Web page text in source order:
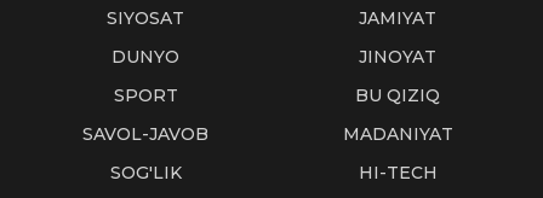
SIYOSAT
JAMIYAT
DUNYO
JINOYAT
SPORT
BU QIZIQ
SAVOL-JAVOB
MADANIYAT
SOG'LIK
HI-TECH